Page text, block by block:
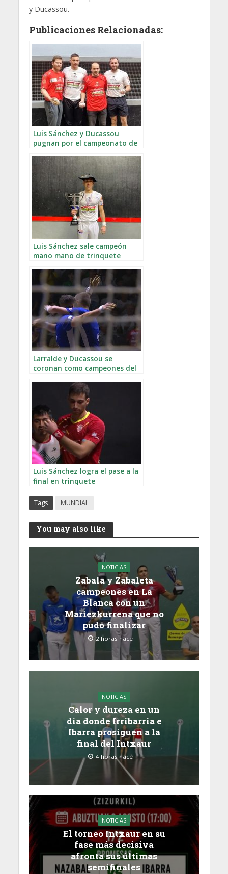
y Ducassou.
Publicaciones Relacionadas:
Luis Sánchez y Ducassou
pugnan por el campeonato de
Luis Sánchez sale campeón
mano mano de trinquete
Larralde y Ducassou se
coronan como campeones del
Luis Sánchez logra el pase a la
final en trinquete
Tags MUNDIAL
You may also like
NOTICIAS
Zabala y Zabaleta
campeones en La
Blanca con un
Mariezkurrena que no
pudo finalizar
2 horas hace
NOTICIAS
Calor y dureza en un
día donde Irribarria e
Ibarra prosiguen a la
final del Intxaur
4 horas hace
NOTICIAS
El torneo Intxaur en su
fase más decisiva
afronta sus últimas
semifinales